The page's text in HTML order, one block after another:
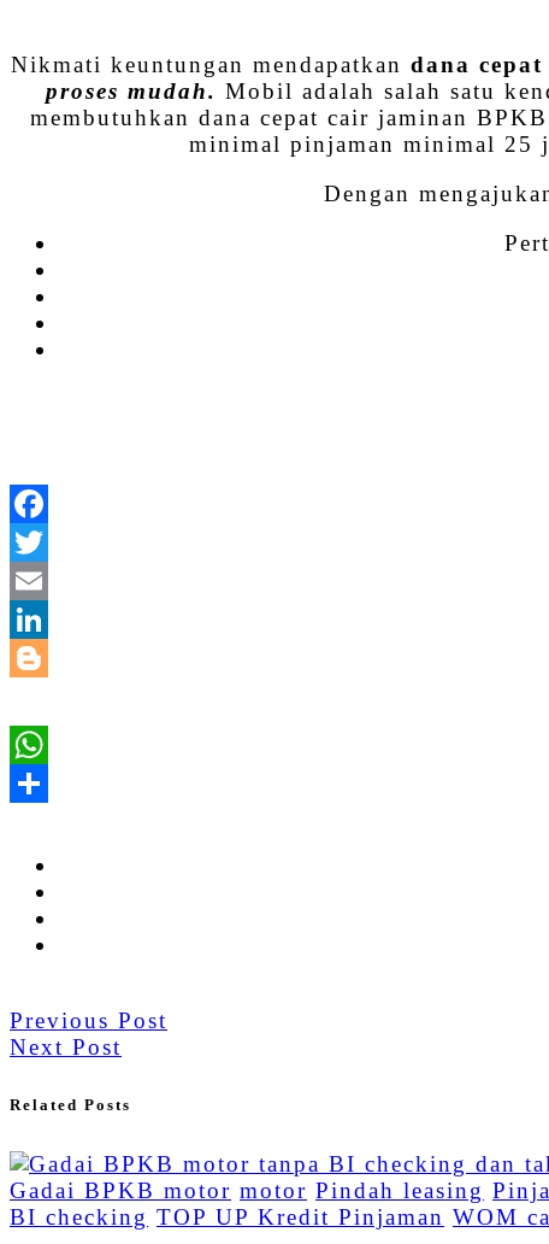
Nikmati keuntungan mendapatkan dana
proses mudah. Mobil adalah salah satu
membutuhkan dana cepat cair jaminan
minimal pinjaman minimal 25
Dengan
Previous Post
Next Post
Related Posts
Gadai BPKB motor motor Pindah leasing
BI checking TOP UP Kredit Pinjaman WOM